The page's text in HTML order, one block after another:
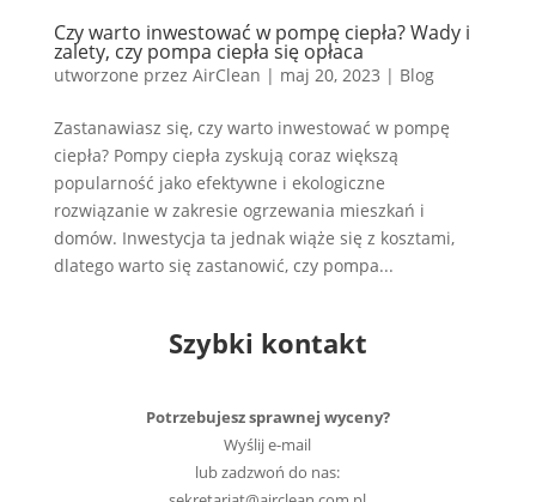
Czy warto inwestować w pompę ciepła? Wady i
zalety, czy pompa ciepła się opłaca
utworzone przez AirClean | maj 20, 2023 | Blog
Zastanawiasz się, czy warto inwestować w pompę
ciepła? Pompy ciepła zyskują coraz większą
popularność jako efektywne i ekologiczne
rozwiązanie w zakresie ogrzewania mieszkań i
domów. Inwestycja ta jednak wiąże się z kosztami,
dlatego warto się zastanowić, czy pompa...
Szybki kontakt
Potrzebujesz sprawnej wyceny?
Wyślij e-mail
lub zadzwoń do nas: